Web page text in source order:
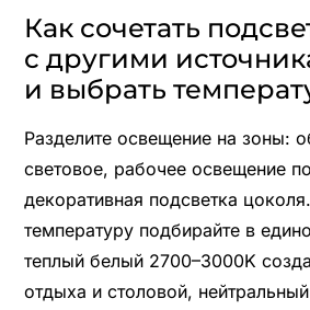
Как сочетать
с другими
и выбрать
Разделите освещение на зоны:
световое, рабочее освещение
декоративная подсветка
температуру подбирайте в
теплый белый 2700–3000K
отдыха и столовой,